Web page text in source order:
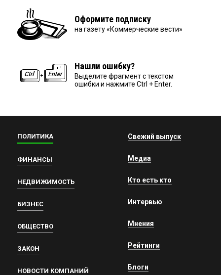
Оформите подписку
на газету «Коммерческие вести»
Нашли ошибку?
Выделите фрагмент с текстом
ошибки и нажмите Ctrl + Enter.
ПОЛИТИКА
ФИНАНСЫ
НЕДВИЖИМОСТЬ
БИЗНЕС
ОБЩЕСТВО
ЗАКОН
НОВОСТИ КОМПАНИЙ
Свежий выпуск
Медиа
Кто есть кто
Интервью
Мнения
Рейтинги
Блоги